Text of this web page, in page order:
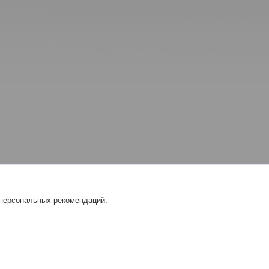
рекомендаций.